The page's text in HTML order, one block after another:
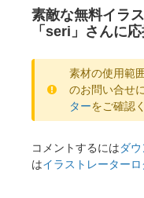
素敵な無料イラ
「seri」さんに
素材の使用範
のお問い合せ
ターをご確認
コメントするにはダ
はイラストレーターロ